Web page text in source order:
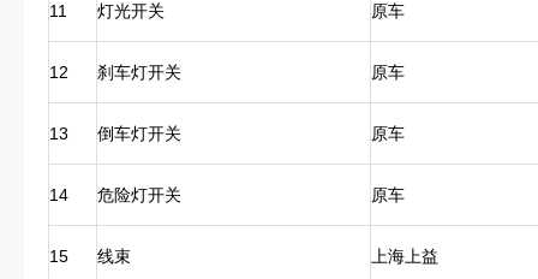
11 灯光开关 原车
12 刹车灯开关 原车
13 倒车灯开关 原车
14 危险灯开关 原车
15 线束 上海上益